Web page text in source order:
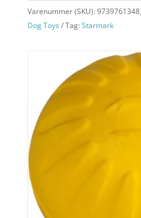
Varenummer (SKU):
Dog Toys
Tag:Starmark